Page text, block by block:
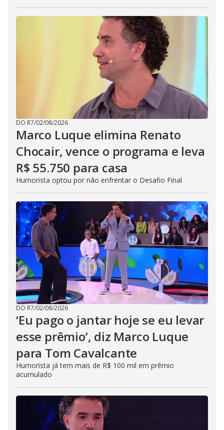
DO R7/02/08/2026
Marco Luque elimina Renato
Chocair, vence o programa e leva
R$ 55.750 para casa
Humorista optou por não enfrentar o Desafio Final
DO R7/02/08/2026
‘Eu pago o jantar hoje se eu levar
esse prêmio’, diz Marco Luque
para Tom Cavalcante
Humorista já tem mais de R$ 100 mil em prêmio
acumulado